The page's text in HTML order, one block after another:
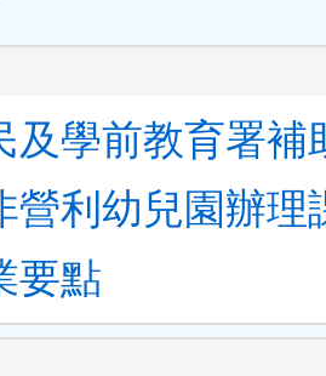
及學前教育署補
營利幼兒園辦理
要點